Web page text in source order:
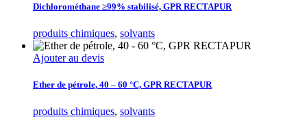
Dichlorométhane ≥99% stabilisé, GPR RECTAPUR
produits chimiques, solvants
Ajouter au devis
Ether de pétrole, 40 – 60 °C, GPR RECTAPUR
produits chimiques, solvants